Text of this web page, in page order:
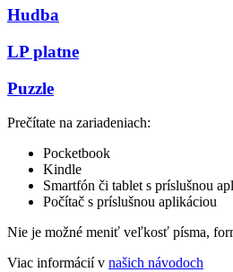
Hudba
LP platne
Puzzle
Prečítate na zariadeniach:
Pocketbook
Kindle
Smartfón či tablet s príslušnou
Počítač s príslušnou aplikáciou
Nie je možné meniť veľkosť písma,
Viac informácií v našich návodoch